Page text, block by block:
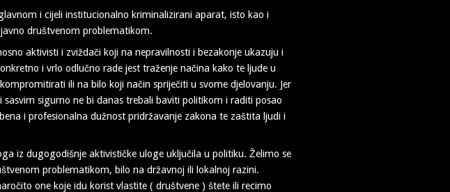
i cijeli institucionalno kriminalizirani aparat, isto kao i
društvenom problematikom.
aktivisti i zviždači koji na nepravilnosti i bezakonje ukazuju i
i vrlo odlučno rade jest traženje načina kako te ljude u
ili na bilo koji način spriječiti u svome djelovanju. Jer
sigurno ne bi danas trebali baviti politikom i raditi posao
i profesionalna dužnost pridržavanje zakona te zaštita ljudi i
iz dugogodišnje aktivističke uloge uključila u politiku. Želimo se
problematikom, bilo na državnoj ili lokalnoj razini.
one koje idu korist vlastite ( društvene ) štete ili recimo